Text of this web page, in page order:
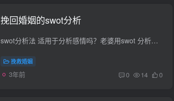
挽回婚姻的swot分析
swot分析法 适用于分析感情吗？老婆用swot 分析法分析和我在一起的可能 哈哈哈 好可爱 但是这个方法好理性 不适合用在感情上吧 毕竟爱情的存在才是最重要的去看看是不是 <a...
挽救婚姻
3年前 0 14 0